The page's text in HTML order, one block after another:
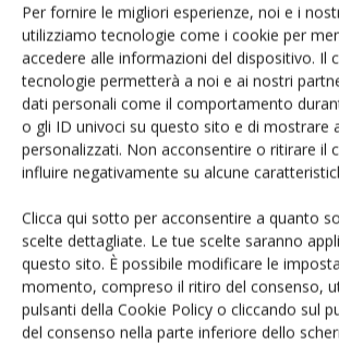
Per fornire le migliori esperienze, noi e i
utilizziamo tecnologie come i cookie per
accedere alle informazioni del dispositivo. Il
tecnologie permetterà a noi e ai nostri
dati personali come il comportamento
o gli ID univoci su questo sito e di mostrare
personalizzati. Non acconsentire o ritirare il
influire negativamente su alcune
Clicca qui sotto per acconsentire a quanto
scelte dettagliate. Le tue scelte saranno
questo sito. È possibile modificare le
momento, compreso il ritiro del consenso,
pulsanti della Cookie Policy o cliccando sul
del consenso nella parte inferiore dello
E-magazine
Tecniche, prodotti e servizi dalle aziende